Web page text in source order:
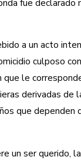
fue declarado
a un acto
culposo
que le
derivadas
que dependen
un ser querido,